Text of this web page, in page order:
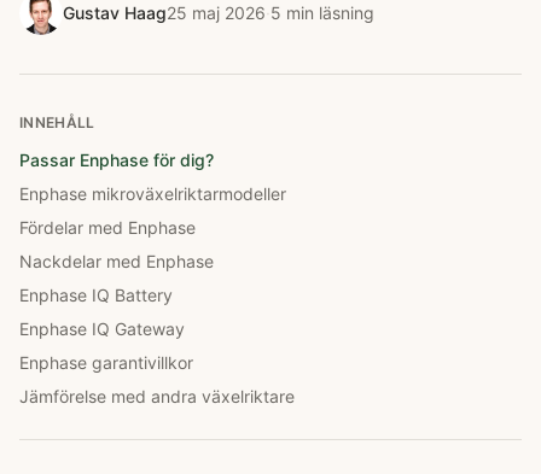
Gustav Haag25 maj 2026·5 min läsning
INNEHÅLL
Passar Enphase för dig?
Enphase mikroväxelriktarmodeller
Fördelar med Enphase
Nackdelar med Enphase
Enphase IQ Battery
Enphase IQ Gateway
Enphase garantivillkor
Jämförelse med andra växelriktare